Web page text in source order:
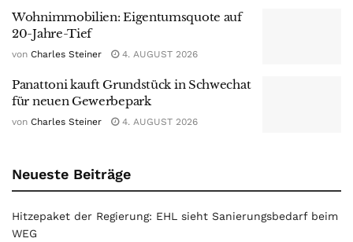
Wohnimmobilien: Eigentumsquote auf
20-Jahre-Tief
von Charles Steiner 4. AUGUST 2026
Panattoni kauft Grundstück in Schwechat
für neuen Gewerbepark
von Charles Steiner 4. AUGUST 2026
Neueste Beiträge
Hitzepaket der Regierung: EHL sieht Sanierungsbedarf beim
WEG